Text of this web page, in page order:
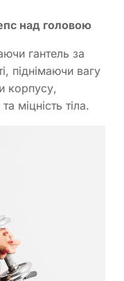
над головою
гантель за
піднімаючи вагу
корпусу,
міцність тіла.